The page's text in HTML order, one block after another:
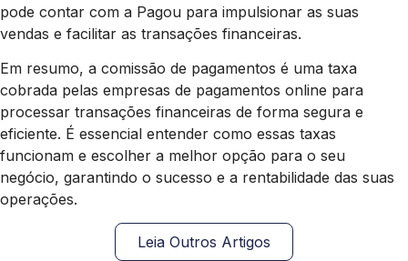
pode contar com a Pagou para impulsionar as suas
vendas e facilitar as transações financeiras.
Em resumo, a comissão de pagamentos é uma taxa
cobrada pelas empresas de pagamentos online para
processar transações financeiras de forma segura e
eficiente. É essencial entender como essas taxas
funcionam e escolher a melhor opção para o seu
negócio, garantindo o sucesso e a rentabilidade das suas
operações.
Leia Outros Artigos